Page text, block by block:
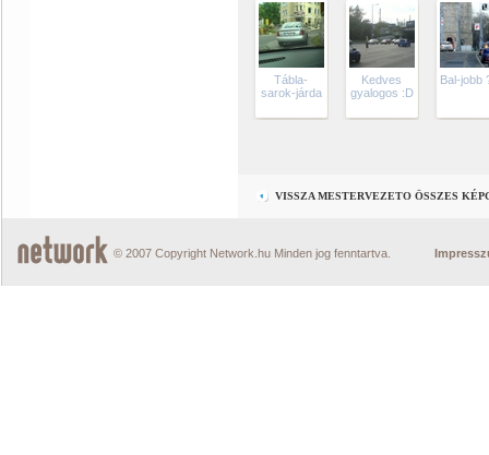
hogy aki
esetleg
Mozgássérültes
képet küld a
későbbiekben,
az fotózza
le a
műszerfalat
Tábla-
sarok-járda
Kedves
gyalogos :D
Bal-jobb
VISSZA MESTERVEZETO ÖSSZES
© 2007 Copyright Network.hu Minden jog fenntartva.